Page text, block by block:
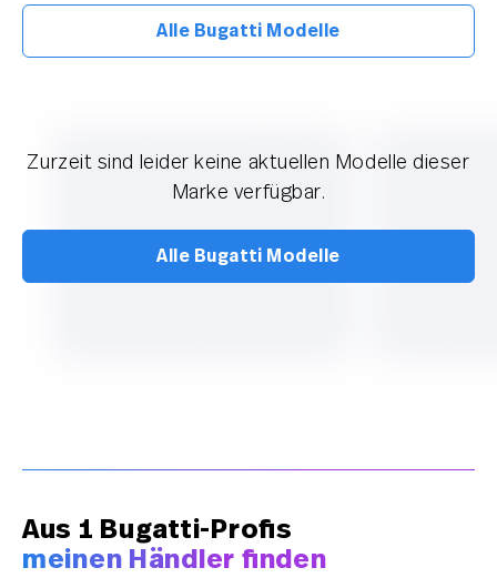
Alle Bugatti Modelle
Zurzeit sind leider keine aktuellen Modelle dieser
Marke verfügbar.
Alle Bugatti Modelle
Aus 1 Bugatti-Profis
meinen Händler finden